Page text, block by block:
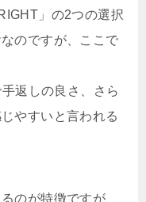
」の2つの選択
のですが、ここで
返しの良さ、さら
やすいと言われる
のが特徴ですが、